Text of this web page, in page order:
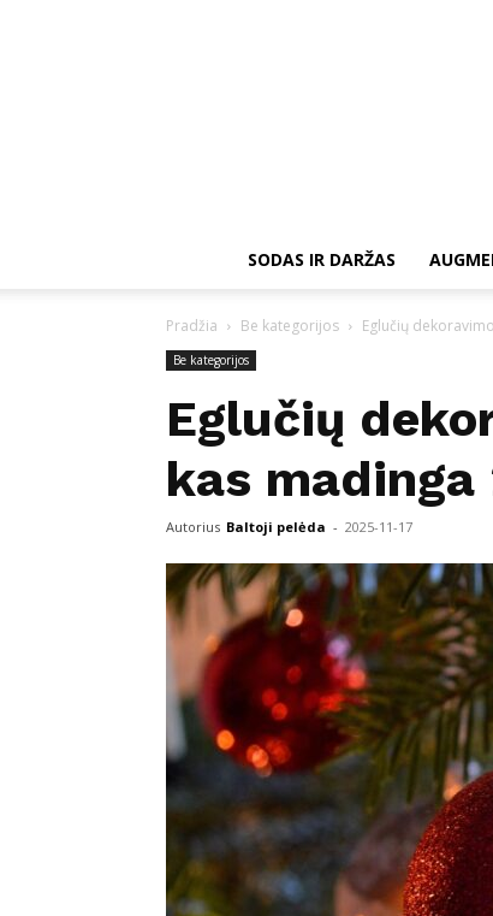
SODAS IR DARŽAS
Pradžia Be kategorijos Eglučių
Be kategorijos
Eglučių
kas
Autorius Baltoji pelėda - 2025-11-17